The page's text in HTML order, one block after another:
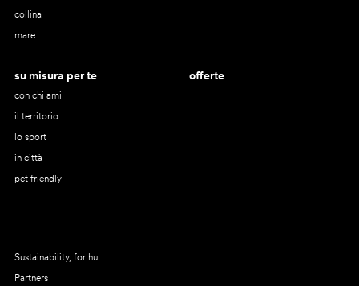
collina
mare
su misura per te
con chi ami
il territorio
lo sport
in città
pet friendly
offerte
Sustainability, for hu
Partners